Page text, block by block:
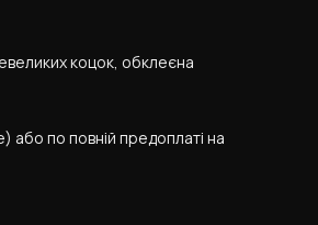
коцок, обклеєна
або по повній предоплаті на